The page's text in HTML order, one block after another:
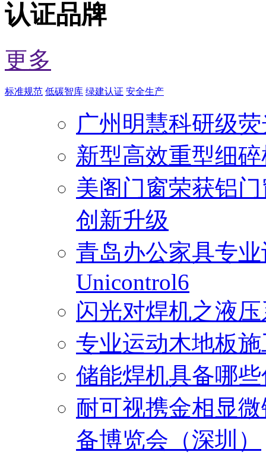
认证品牌
更多
标准规范 低碳智库 绿建认证 安全生产
广州明慧科研级
新型高效重型细
美阁门窗荣获铝
创新升级
青岛办公家具专
Unicontrol6
闪光对焊机之液
专业运动木地板
储能焊机具备哪
耐可视携金相显
备博览会（深圳）